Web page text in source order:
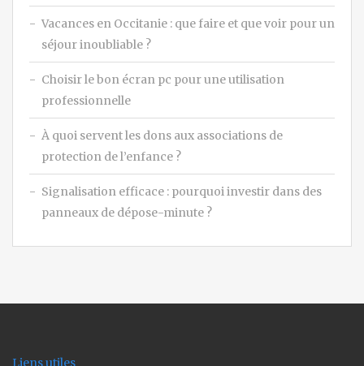
Vacances en Occitanie : que faire et que voir pour un
séjour inoubliable ?
Choisir le bon écran pc pour une utilisation
professionnelle
À quoi servent les dons aux associations de
protection de l’enfance ?
Signalisation efficace : pourquoi investir dans des
panneaux de dépose-minute ?
Liens utiles